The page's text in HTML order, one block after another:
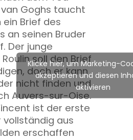
Goghs taucht
Brief des
an seinen Bruder
Der junge
soll den Brief
doch er kann
nicht finden und
Auvers-sur-Oise.
ist der erste
vollständig aus
erschaffen
Klicke hier, um Marketing-
akzeptieren und diesen
aktivieren